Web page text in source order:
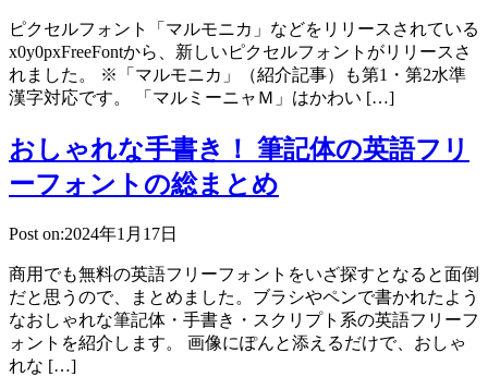
ピクセルフォント「マルモニカ」などをリリースされている
x0y0pxFreeFontから、新しいピクセルフォントがリリースさ
れました。 ※「マルモニカ」（紹介記事）も第1・第2水準
漢字対応です。 「マルミーニャＭ」はかわい […]
おしゃれな手書き！ 筆記体の英語フリ
ーフォントの総まとめ
Post on:2024年1月17日
商用でも無料の英語フリーフォントをいざ探すとなると面倒
だと思うので、まとめました。ブラシやペンで書かれたよう
なおしゃれな筆記体・手書き・スクリプト系の英語フリーフ
ォントを紹介します。 画像にぽんと添えるだけで、おしゃ
れな […]